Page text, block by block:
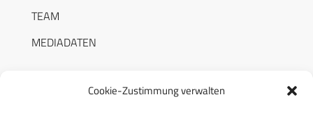
Cookie-Zustimmung verwalten
TEAM
MEDIADATEN